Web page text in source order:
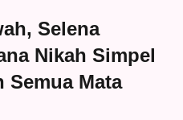
Selena
Nikah Simpel
Mata